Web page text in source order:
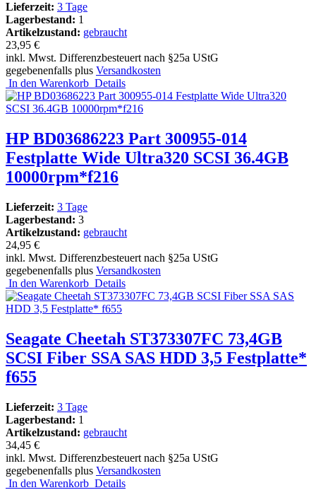
Lieferzeit: 3 Tage
Lagerbestand: 1
Artikelzustand: gebraucht
23,95 €
inkl. Mwst. Differenzbesteuert nach §25a UStG
gegebenenfalls plus Versandkosten
In den Warenkorb Details
HP BD03686223 Part 300955-014
Festplatte Wide Ultra320 SCSI 36.4GB
10000rpm*f216
Lieferzeit: 3 Tage
Lagerbestand: 3
Artikelzustand: gebraucht
24,95 €
inkl. Mwst. Differenzbesteuert nach §25a UStG
gegebenenfalls plus Versandkosten
In den Warenkorb Details
Seagate Cheetah ST373307FC 73,4GB
SCSI Fiber SSA SAS HDD 3,5 Festplatte*
f655
Lieferzeit: 3 Tage
Lagerbestand: 1
Artikelzustand: gebraucht
34,45 €
inkl. Mwst. Differenzbesteuert nach §25a UStG
gegebenenfalls plus Versandkosten
In den Warenkorb Details